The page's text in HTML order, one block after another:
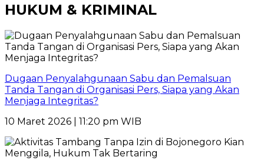
HUKUM & KRIMINAL
Dugaan Penyalahgunaan Sabu dan Pemalsuan
Tanda Tangan di Organisasi Pers, Siapa yang Akan
Menjaga Integritas?
10 Maret 2026 | 11:20 pm WIB